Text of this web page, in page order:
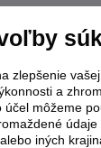
zlepšenie
a
účel môžeme
iných